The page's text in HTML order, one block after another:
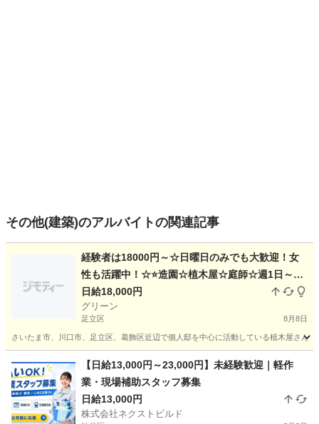
その他(建築)のアルバイトの関連記事
経験者は18000円～☆日曜日のみでも大歓迎！女
性も活躍中！☆⭐造園☆植木屋☆庭師☆週1日～、
土日だけでも大歓迎！未経験も少数可☆性別、年
齢不問☆色々な働き方ができるのが魅力的です！
日給18,000円
グリーン
足立区 8月8日
さいたま市、川口市、足立区、葛飾区近辺で個人邸を中心に活動している植木屋さん
その他 東京 その他 庭師
【日給13,000円～23,000円】未経験歓迎｜軽作
業・現場補助スタッフ募集
日給13,000円
株式会社ネクストビルド